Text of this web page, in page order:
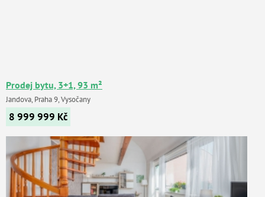
Prodej bytu, 3+1, 93 m²
Jandova, Praha 9, Vysočany
8 999 999 Kč